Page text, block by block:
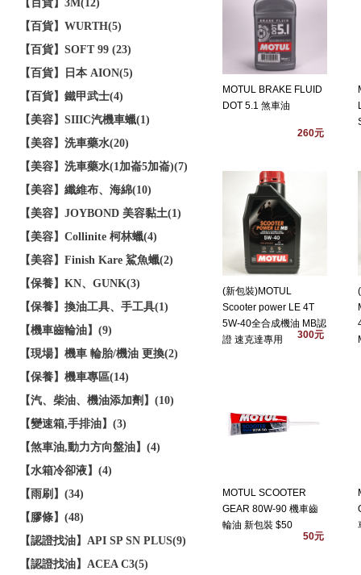
【百貨】3M(12)
【百貨】WURTH(5)
【百貨】SOFT 99 (23)
【百貨】日本 AION(5)
【百貨】鐵甲武士(4)
【美容】SIIIC汽機車蠟(1)
【美容】洗車藥水(20)
【美容】洗車藥水(1加崙5加崙)(7)
【美容】纖維布、海綿(10)
【美容】JOYBOND 美容黏土(1)
【美容】Collinite 柯林蠟(4)
【美容】Finish Kare 鯊魚蠟(2)
【保養】KN、GUNK(3)
【保養】換油工具、手工具(1)
【機車齒輪油】(9)
【現場】機車 輪胎/機油 更換(2)
【保養】機車專區(14)
【汽、柴油、機油添加劑】(10)
【變速箱,手排油】(3)
【煞車油,動力方向盤油】(4)
【水箱冷卻液】(4)
【雨刷】(34)
【膠條】(48)
【認證找油】API SP SN PLUS(9)
【認證找油】ACEA C3(5)
MOTUL BRAKE FLUID
DOT 5.1 煞車油
260元
(新包裝)MOTUL
Scooter power LE 4T
5W-40全合成機油 MB認
證 速克達專用
300元
MOTUL SCOOTER
GEAR 80W-90 機車齒
輪油 新包裝 $50
50元